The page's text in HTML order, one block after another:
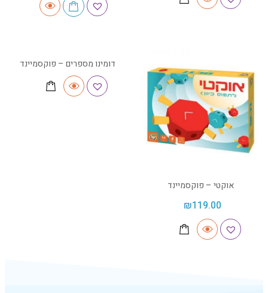
אוקטי – פוקסמיינד
₪119.00
דומינו מספרים – פוקסמיינד